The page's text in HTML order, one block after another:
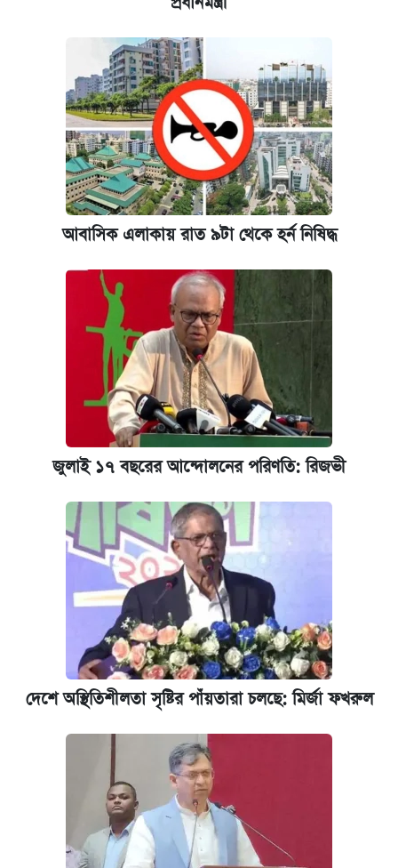
আবেদন শুরু
আবাসিক এলাকায় রাত ৯টা থেকে হর্ন নিষিদ্ধ
জুলাই ১৭ বছরের আন্দোলনের পরিণতি: রিজভী
দেশে অস্থিতিশীলতা সৃষ্টির পাঁয়তারা চলছে: মির্জা ফখরুল